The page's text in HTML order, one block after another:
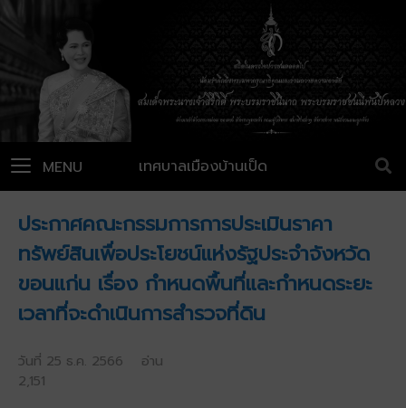
เทศบาลเมืองบ้านเป็ด
MENU
ประกาศคณะกรรมการการประเมินราคา
ทรัพย์สินเพื่อประโยชน์แห่งรัฐประจำจังหวัด
ขอนแก่น เรื่อง กำหนดพื้นที่และกำหนดระยะ
เวลาที่จะดำเนินการสำรวจที่ดิน
วันที่ 25 ธ.ค. 2566 อ่าน
2,151